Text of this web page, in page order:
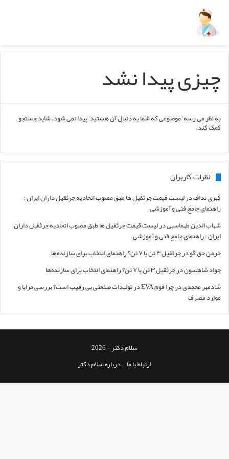
چیزی پیدا نشد
به نظر می رسه’ موضوعی که شما به دنبال آن هستید’ پیدا نمی شود. شاید جستجو
کمک کند.
نظرات کاربران
کبری ندافدرلیست قیمت جرثقیل ها طبق مصوب اتحادیه جرثقیل داران ایران :
راهنمای جامع فنی و آموزشی
شهاب الدین طهماسبیدرلیست قیمت جرثقیل ها طبق مصوب اتحادیه جرثقیل داران
ایران : راهنمای جامع فنی و آموزشی
خرمن حق گودرجرثقیل ۳ تن یا ۷ تن؟ راهنمای انتخاب برای سازنده‌ها
جواد شاهسوندرجرثقیل ۳ تن یا ۷ تن؟ راهنمای انتخاب برای سازنده‌ها
شادمهر محمدیدر
چرا فوم EVA در تولیدات صنعتی بی رقیب است؟ بررسی مزایا و
موارد مصرف
سلام دکتر - 2026
ارتباط با ما درباره سلام دکتر